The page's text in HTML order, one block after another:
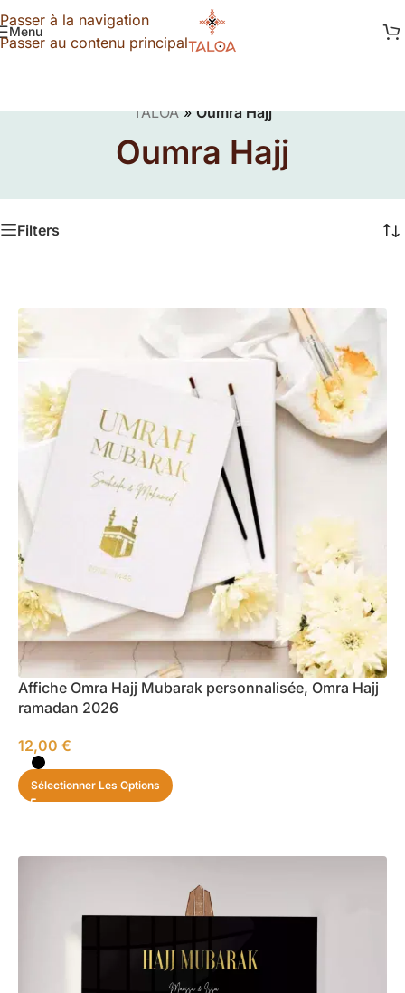
Passer à la navigation
Passer au contenu principal
Menu
TALOA»Oumra Hajj
Oumra Hajj
Filters
Affiche Omra Hajj Mubarak personnalisée, Omra Hajj
ramadan 2026
12,00 €
Sélectionner Les Options